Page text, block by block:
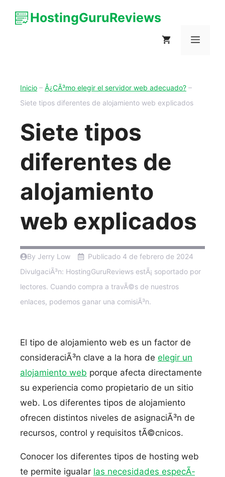
HostingGuruReviews
Inicio – Â¿CÃ³mo elegir el servidor web adecuado? –
Siete tipos diferentes de alojamiento web explicados
Siete tipos
diferentes de
alojamiento
web explicados
By Jerry Low Publicado 4 de febrero de 2024
DivulgaciÃ³n: HostingGuruReviews estÃ¡ soportado por
lectores. Cuando compra a travÃ©s de nuestros
enlaces, podemos ganar una comisiÃ³n.
El tipo de alojamiento web es un factor de
consideraciÃ³n clave a la hora de elegir un
alojamiento web porque afecta directamente
su experiencia como propietario de un sitio
web. Los diferentes tipos de alojamiento
ofrecen distintos niveles de asignaciÃ³n de
recursos, control y requisitos tÃ©cnicos.
Conocer los diferentes tipos de hosting web
te permite igualar las necesidades especÃ­